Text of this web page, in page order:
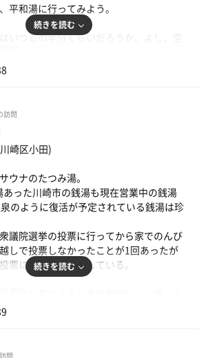
みが浮かんでくる。シンプルだけどユー
呂はやっぱりいい。2セット目は水風呂
ハットを購入。ステッカーはもちろん、
ある。ステッカーも買おうかな。
れでサウナに入ると2〜3分も耐えられな
は水風呂で軽めに冷やす。
は1人。上段に座って温度計を見ると
るすぎず、こういうのでいいんだよなと
くない。10分入って出る。水風呂に2分
ドのベンチで休憩。プールではウォーキ
と泳いでいる人もいる。水着を着ないで
うそうあるものじゃないよな。
に入ると4人がけ2段なのだが下段の人が2
るせいで上段に座れず6人で満席になっ
て来ても姿勢を直そうとしないので諦め
の湯船と水風呂で温冷交代浴をして時間
ら浅田湯のサウナは嫌なんだよな。
人くらいいてサウナもプールも激混み。
クアマッサージを1回だけ。
平和湯に行ってみよう。
いつもの半分くらいだろうか。よし、空
キーの残りをチラ見する。
段あるからMAX21人だろうか。前回来た
1本を手に入れたがサ室待ちならぬフッ
ほどの盛況ぶりだったが、今日はちょう
の木札が刺さっていてフックキーは1/3
ニティは埋まっていたがアディロンダッ
浴室内も以前に比べたら人が多いが19
たら空いてる。そして何よりも騒がしい
かなのがいい。
って2分ほどでオートロウリュ発動。追
じ。7℃くらいのキンキン水風呂は冷た
座って目を閉じる。体の中の熱と水風呂
熱の方が優ってしまう。やっぱり15℃く
続きを読む
訪問
崎区小田)
ウナのたつみ湯。
った川崎市の銭湯も現在営業中の銭湯
のように復活が予定されている銭湯は珍
議院選挙の投票に行ってから家でのんび
しで投票しなかったことが1回あったが
票には行くようにしている。
降っていた雪の面影を残していた。
プラリーは4周目。若旦那からシールも
言われ、まだ残っているのですか？とシ
続きを読む
問